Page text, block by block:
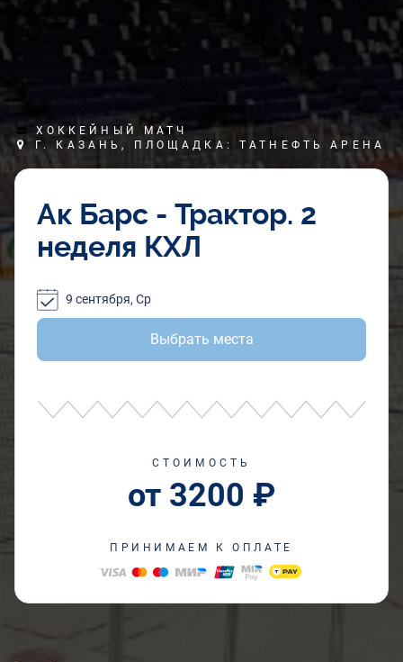
ХОККЕЙНЫЙ МАТЧ
Г. КАЗАНЬ, ПЛОЩАДКА: ТАТНЕФТЬ АРЕНА
Ак Барс - Трактор. 2
неделя КХЛ
Выбрать места
9 сентября, Ср
СТОИМОСТЬ
от 3200 ₽
ПРИНИМАЕМ К ОПЛАТЕ